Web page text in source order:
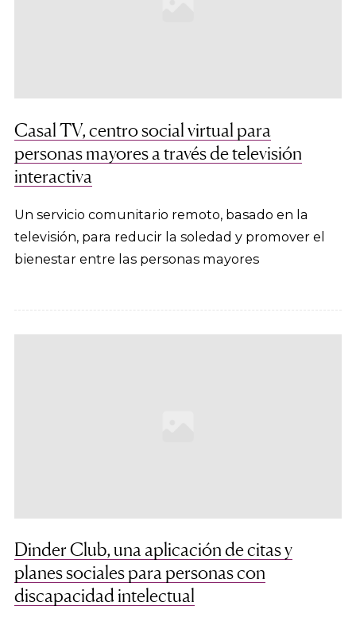
Casal TV, centro social virtual para
personas mayores a través de televisión
interactiva
Un servicio comunitario remoto, basado en la
televisión, para reducir la soledad y promover el
bienestar entre las personas mayores
Dinder Club, una aplicación de citas y
planes sociales para personas con
discapacidad intelectual